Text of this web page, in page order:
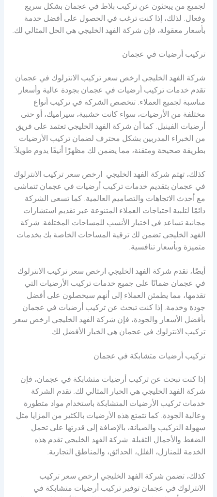
لجميع من يبحثون عن تركيب بلاط في عجمان بشكل سريع
وفعال. لذلك، إذا كنت ترغب في الحصول على أفضل خدمة
بأسعار معقولة، فإن شركة الفهد الخليجي هي الحل المثالي لك.
تركيب أرضيات في عجمان
شركة الفهد الخليجي ارخص سعر تركيب الانترلوك في عجمان
تقدم خدمات تركيب أرضيات في عجمان بجودة عالية وأسعار
مناسبة لجميع العملاء. تتخصص الشركة في تركيب أنواع
مختلفة من الأرضيات، سواء كانت خشبية، سيراميك، أو حتى
أرضيات الفينيل. كما أن شركة الفهد الخليجي تعتمد على فريق
من الخبراء المدربين بشكل محترف لضمان تركيب الأرضيات
بطريقة صحيحة ومتقنة، مما يضمن لك مظهرًا أنيقًا يدوم طويلاً.
كذلك، تهتم شركة الفهد الخليجي ارخص سعر تركيب الانترلوك
في عجمان بتقديم خدمات تركيب أرضيات في عجمان تتماشى
مع أحدث الاتجاهات والتصاميم العالمية. كما تسعى الشركة
دائمًا لتلبية احتياجات العملاء المتنوعة عبر تقديم استشارات
مجانية تساعد في اختيار الأنسب للمساحات المختلفة. شركة
الفهد الخليجي تضمن لك ترقية المساحات الخاصة بك بخدمات
متميزة وبأسعار تنافسية.
أيضًا، تقدم شركة الفهد الخليجي ارخص سعر تركيب الانترلوك
في عجمان ضمانًا على جميع خدمات تركيب الأرضيات التي
تقدمها، مما يطمئن العملاء إلى أنهم سيحصلون على أفضل
جودة وخدمة. إذا كنت تبحث عن تركيب أرضيات في عجمان
بأفضل الأسعار والجودة، فإن شركة الفهد الخليجي ارخص سعر
تركيب الانترلوك في عجمان هي الخيار الأفضل لك.
تركيب أرضيات متشابكة في عجمان
إذا كنت تبحث عن تركيب أرضيات متشابكة في عجمان، فإن
شركة الفهد الخليجي هي الخيار المثالي لك. تقدم الشركة
خدمات تركيب الأرضيات المتشابكة باستخدام مواد متطورة
وعالية الجودة. كما تتمتع هذه الأرضيات بالكثير من المزايا مثل
سهولة التركيب والصيانة، بالإضافة إلى قدرتها على تحمل
الضغط والأحمال الثقيلة. شركة الفهد الخليجي تقدم هذه
الخدمة للمنازل، الفلل، الحدائق، والمناطق التجارية.
كذلك، تضمن شركة الفهد الخليجي ارخص سعر تركيب
الانترلوك في عجمان توفير تركيب أرضيات متشابكة في